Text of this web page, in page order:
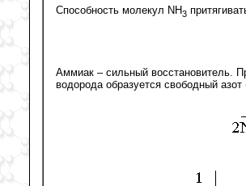
Способность молекул NH3
Аммиак – сильный восстановитель.
водорода образуется свободный азот